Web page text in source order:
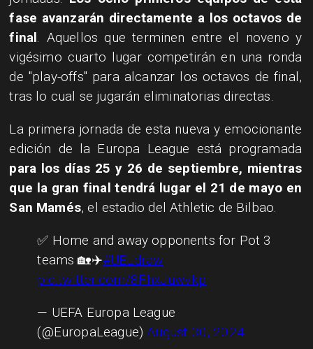
fase avanzarán directamente a los octavos de
final. Aquellos que terminen entre el noveno y
vigésimo cuarto lugar competirán en una ronda
de "play-offs" para alcanzar los octavos de final,
tras lo cual se jugarán eliminatorias directas.
La primera jornada de esta nueva y emocionante
edición de la Europa League está programada
para los días 25 y 26 de septiembre, mientras
que la gran final tendrá lugar el 21 de mayo en
San Mamés, el estadio del Athletic de Bilbao.
✅ Home and away opponents for Pot 3
teams 🏡✈️#UELdraw
pic.twitter.com/8FhxJuwvkp
— UEFA Europa League
(@EuropaLeague)August 30, 2024